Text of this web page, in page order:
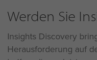
Werden Sie
Insights Discovery
Herausforderung auf